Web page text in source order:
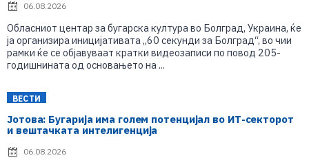
06.08.2026
Обласниот центар за бугарска култура во Болград, Украина, ќе
ја организира иницијативата „60 секунди за Болград“, во чии
рамки ќе се објавуваат кратки видеозаписи по повод 205-
годишнината од основањето на ...
ВЕСТИ
Јотова: Бугарија има голем потенцијал во ИТ-секторот
и вештачката интелигенција
06.08.2026